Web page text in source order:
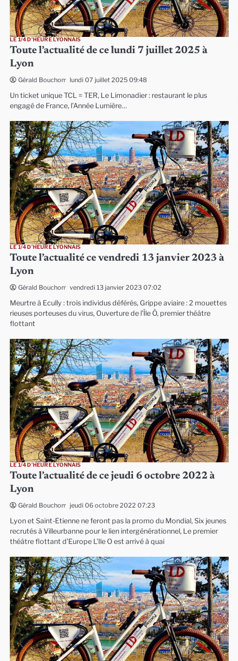
LE 1/4 D'HEURE LYONNAIS
Toute l’actualité de ce lundi 7 juillet 2025 à
Lyon
Gérald Bouchon lundi 07 juillet 2025 09:48
Un ticket unique TCL = TER, Le Limonadier : restaurant le plus
engagé de France, l’Année Lumière…
LE 1/4 D'HEURE LYONNAIS
Toute l’actualité ce vendredi 13 janvier 2023 à
Lyon
Gérald Bouchon vendredi 13 janvier 2023 07:02
Meurtre à Ecully : trois individus déférés, Grippe aviaire : 2 mouettes
rieuses porteuses du virus, Ouverture de l’Île Ô, premier théâtre
flottant
LE 1/4 D'HEURE LYONNAIS
Toute l’actualité de ce jeudi 6 octobre 2022 à
Lyon
Gérald Bouchon jeudi 06 octobre 2022 07:23
Lyon et Saint-Etienne ne feront pas la promo du Mondial, Six jeunes
recrutés à Villeurbanne pour le lien intergénérationnel, Le premier
théâtre flottant d’Europe L’Ile O est arrivé à quai